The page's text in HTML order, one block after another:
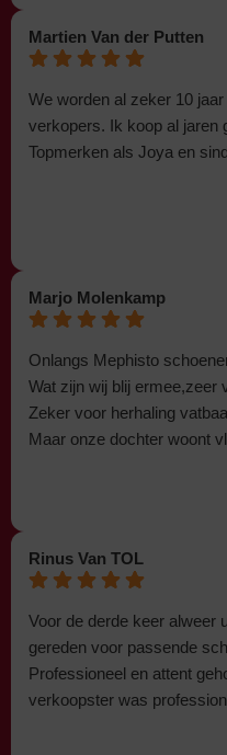
Martien Van der Putten
We worden al zeker 10
verkopers. Ik koop al jaren
Topmerken als Joya en
Marjo Molenkamp
Onlangs Mephisto
Wat zijn wij blij ermee,zeer
Zeker voor herhaling
Maar onze dochter woont
Rinus Van TOL
Voor de derde keer alweer
gereden voor passende
Professioneel en attent
verkoopster was